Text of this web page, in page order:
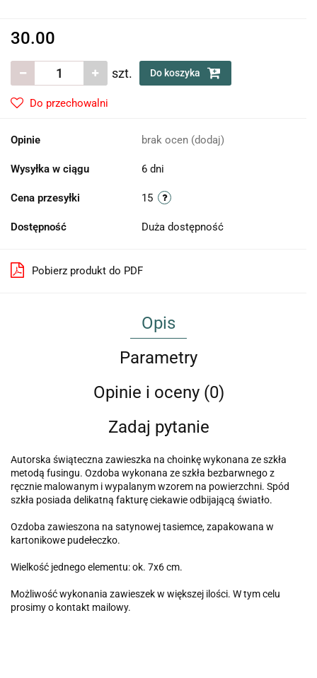
30.00
szt. Do koszyka
Do przechowalni
Opinie brak ocen (dodaj)
Wysyłka w ciągu 6 dni
Cena przesyłki 15
Dostępność Duża dostępność
Pobierz produkt do PDF
Opis
Parametry
Opinie i oceny (0)
Zadaj pytanie
Autorska świąteczna zawieszka na choinkę wykonana ze szkła
metodą fusingu. Ozdoba wykonana ze szkła bezbarwnego z
ręcznie malowanym i wypalanym wzorem na powierzchni. Spód
szkła posiada delikatną fakturę ciekawie odbijającą światło.
Ozdoba zawieszona na satynowej tasiemce, zapakowana w
kartonikowe pudełeczko.
Wielkość jednego elementu: ok. 7x6 cm.
Możliwość wykonania zawieszek w większej ilości. W tym celu
prosimy o kontakt mailowy.